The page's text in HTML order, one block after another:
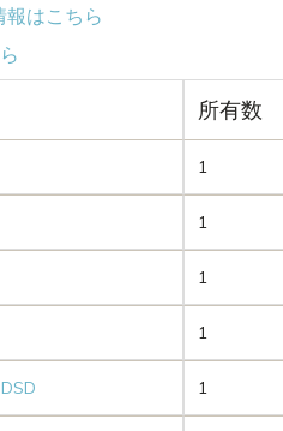
はこちら
所有数
1
1
1
1
1